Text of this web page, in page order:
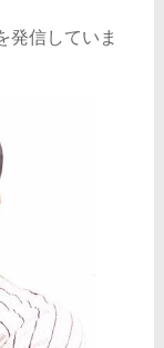
発信していま